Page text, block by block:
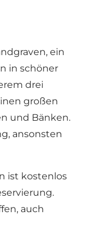
ein
in schöner
drei
großen
und Bänken.
ansonsten
ist kostenlos
auch